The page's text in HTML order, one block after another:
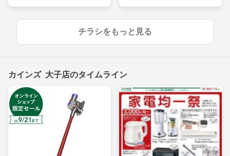
チラシをもっと見る
カインズ 大子店のタイムライン